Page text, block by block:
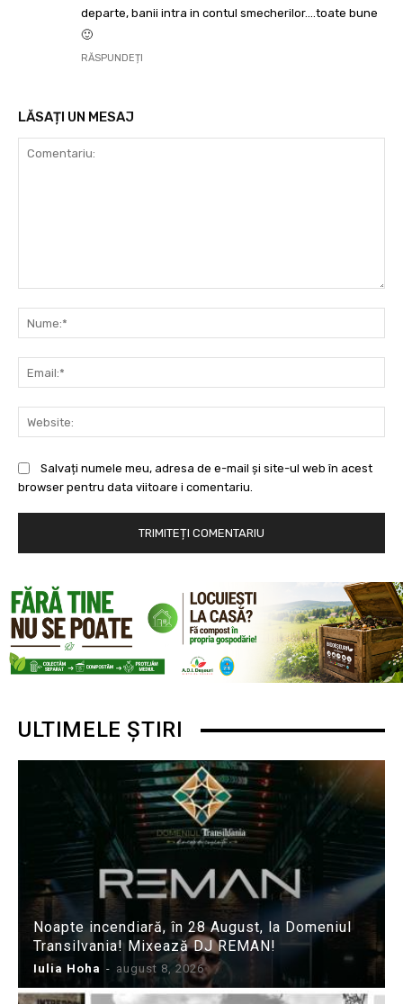
departe, banii intra in contul smecherilor….toate bune
🙂
RĂSPUNDEȚI
LĂSAȚI UN MESAJ
Salvați numele meu, adresa de e-mail și site-ul web în acest
browser pentru data viitoare i comentariu.
ULTIMELE ȘTIRI
Noapte incendiară, în 28 August, la Domeniul
Transilvania! Mixează DJ REMAN!
Iulia Hoha - august 8, 2026